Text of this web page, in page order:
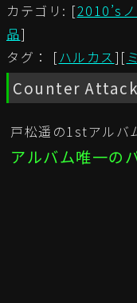
カテゴリ: [2010’s
品]
タグ： [ハルカス][
Counter
戸松遥の1stアルバ
アルバム唯一の